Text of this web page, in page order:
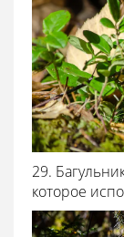
29.
которое